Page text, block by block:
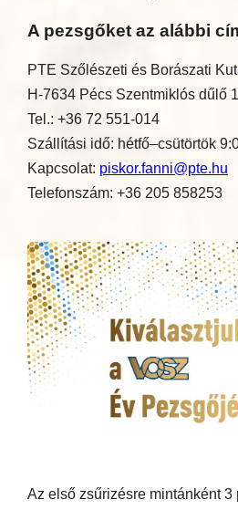
A pezsgőket az alábbi
PTE Szőlészeti és Borászati
H-7634 Pécs Szentmiklós dűlő
Tel.: +36 72 551-014
Szállítási idő: hétfő–csütörtök
Kapcsolat: piskor.fanni@pte.hu
Telefonszám: +36 205 858253
Az első zsűrizésre mintánként 3